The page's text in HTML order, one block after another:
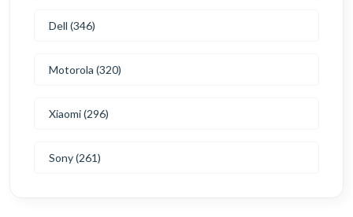
Dell (346)
Motorola (320)
Xiaomi (296)
Sony (261)